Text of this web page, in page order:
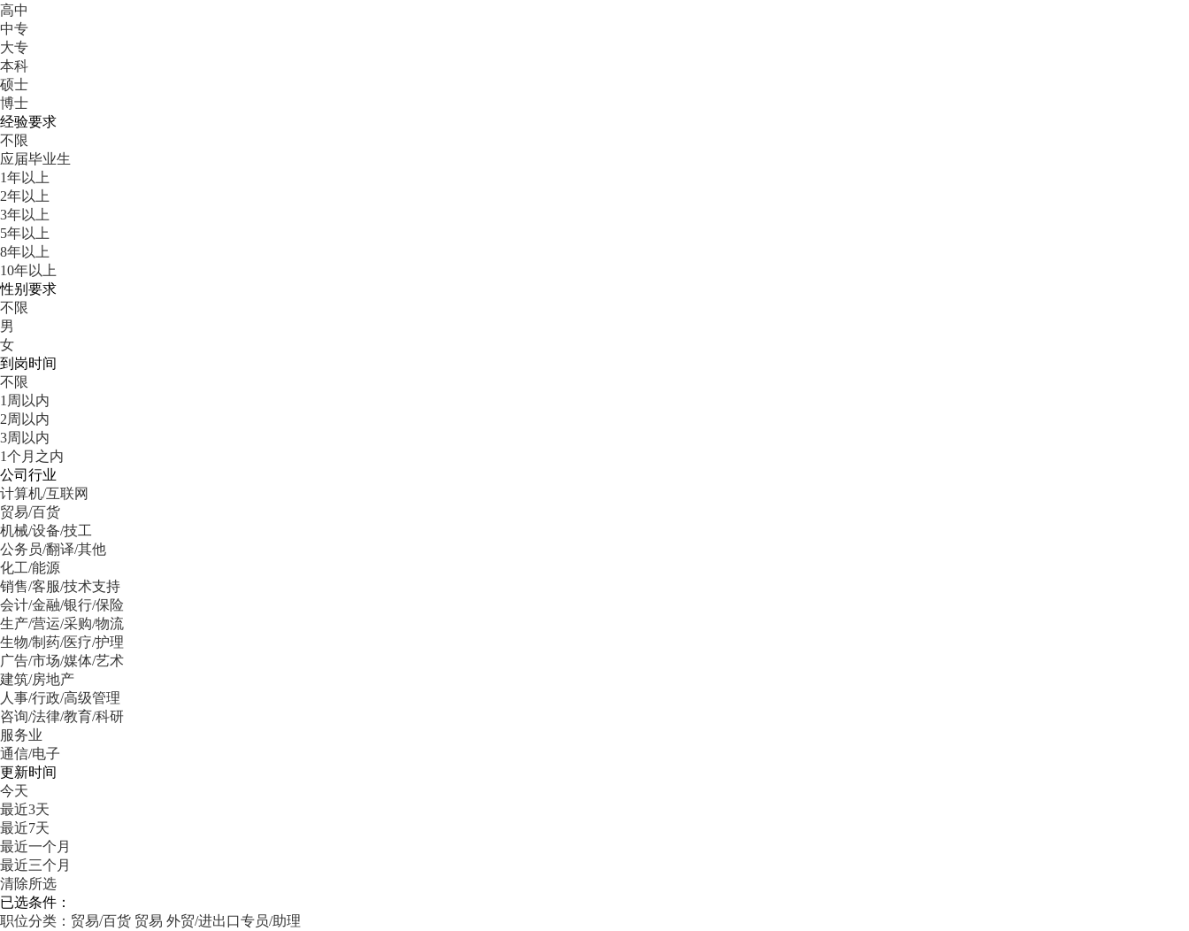
高中
中专
大专
本科
硕士
博士
经验要求
不限
应届毕业生
1年以上
2年以上
3年以上
5年以上
8年以上
10年以上
性别要求
不限
男
女
到岗时间
不限
1周以内
2周以内
3周以内
1个月之内
公司行业
计算机/互联网
贸易/百货
机械/设备/技工
公务员/翻译/其他
化工/能源
销售/客服/技术支持
会计/金融/银行/保险
生产/营运/采购/物流
生物/制药/医疗/护理
广告/市场/媒体/艺术
建筑/房地产
人事/行政/高级管理
咨询/法律/教育/科研
服务业
通信/电子
更新时间
今天
最近3天
最近7天
最近一个月
最近三个月
清除所选
已选条件：
职位分类：贸易/百货 贸易 外贸/进出口专员/助理